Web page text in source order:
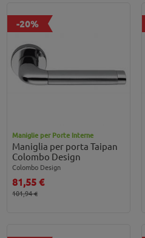
-20%
Maniglie per Porte Interne
Maniglia per porta Taipan
Colombo Design
Colombo Design
81,55 €
101,94 €